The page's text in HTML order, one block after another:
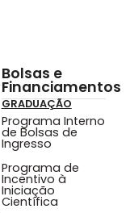
Bolsas e
Financiamentos
GRADUAÇÃO
Programa Interno
de Bolsas de
Ingresso
Programa de
Incentivo à
Iniciação
Científica